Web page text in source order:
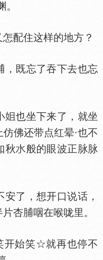
配住这样的地方？
既忘了吞下去也忘
也坐下来了，就坐
佛还带点红晕·也不
秋
般的眼波正脉脉
了，想开口说话，
杏脯咽在喉咙里。
始笑☆就再也停不